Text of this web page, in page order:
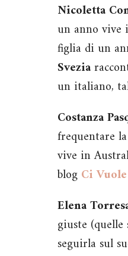
Nicoletta
un anno vive
figlia di un
Svezia
un italiano,
Costanza
frequentare
vive in
blog Ci
Elena
giuste
seguirla sul